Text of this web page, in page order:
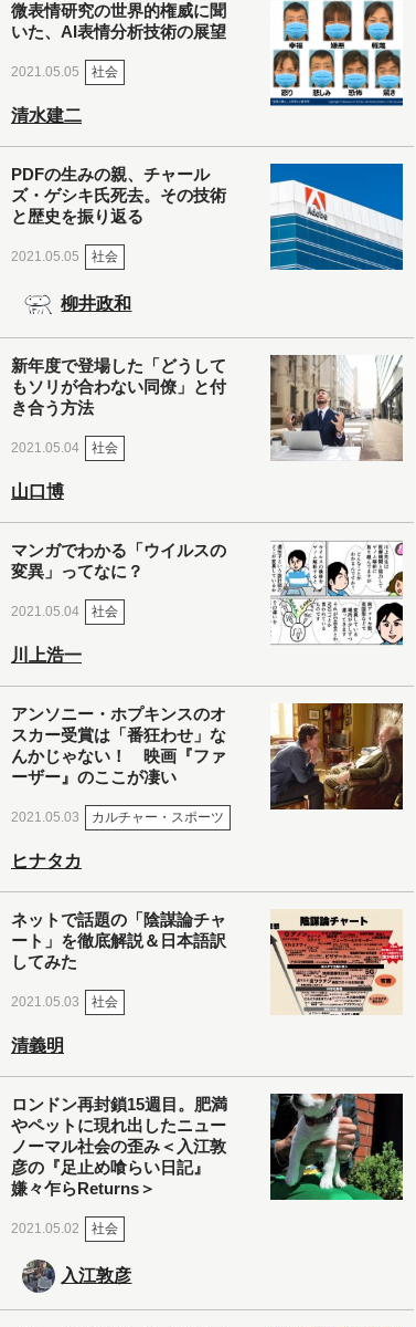
微表情研究の世界的権威に聞
いた、AI表情分析技術の展望
2021.05.05 社会
清水建二
PDFの生みの親、チャール
ズ・ゲシキ氏死去。その技術
と歴史を振り返る
2021.05.05 社会
柳井政和
新年度で登場した「どうして
もソリが合わない同僚」と付
き合う方法
2021.05.04 社会
山口博
マンガでわかる「ウイルスの
変異」ってなに？
2021.05.04 社会
川上浩一
アンソニー・ホプキンスのオ
スカー受賞は「番狂わせ」な
んかじゃない！ 映画『ファ
ーザー』のここが凄い
2021.05.03 カルチャー・スポーツ
ヒナタカ
ネットで話題の「陰謀論チャ
ート」を徹底解説＆日本語訳
してみた
2021.05.03 社会
清義明
ロンドン再封鎖15週目。肥満
やペットに現れ出したニュー
ノーマル社会の歪み＜入江敦
彦の『足止め喰らい日記』
嫌々乍らReturns＞
2021.05.02 社会
入江敦彦